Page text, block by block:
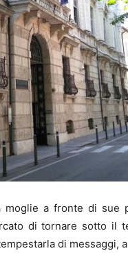
moglie a fronte di sue
di tornare sotto il
di messaggi,